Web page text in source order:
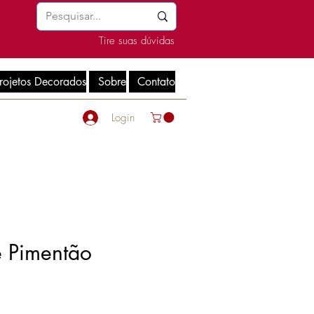
Tire suas dúvidas
Decorados Sobre Contato
Login
Pimentão